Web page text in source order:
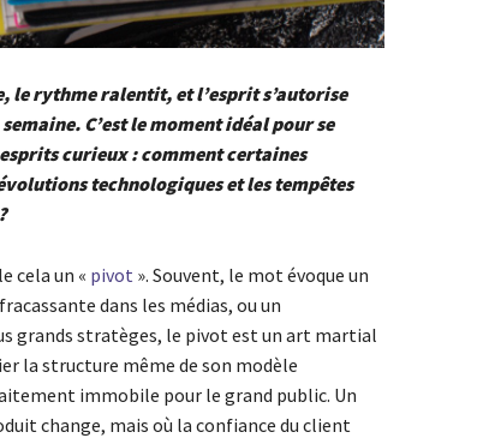
le rythme ralentit, et l’esprit s’autorise
C’est le moment idéal pour se
curieux : comment certaines
technologiques et les tempêtes
cela un « pivot ». Souvent, le mot évoque un
dans les médias, ou un
grands stratèges, le pivot est un art martial
la structure même de son modèle
immobile pour le grand public. Un
change, mais où la confiance du client